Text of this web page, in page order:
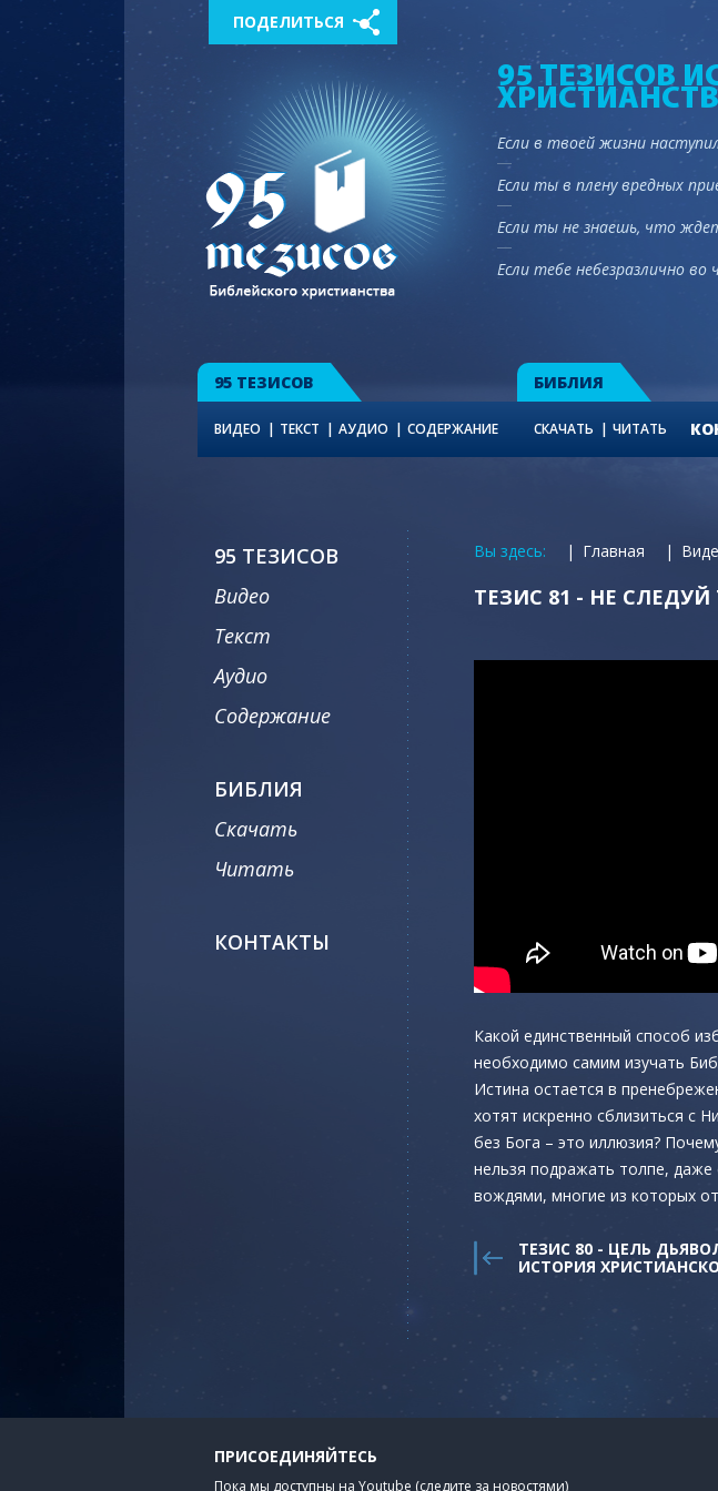
ПОДЕЛИТЬСЯ
95 ТЕЗИСОВ
Если в твоей жизни
Если ты в плену вредных
Если ты не знаешь, что
Если тебе небезразлично
95 ТЕЗИСОВ
ВИДЕО ТЕКСТ АУДИО СОДЕРЖАНИЕ
БИБЛИЯ
СКАЧАТЬ ЧИТАТЬ
95 ТЕЗИСОВ
Видео
Текст
Аудио
Содержание
БИБЛИЯ
Скачать
Читать
КОНТАКТЫ
Вы здесь: Главная
ТЕЗИС 81 - НЕ
Какой единственный способ
необходимо самим изучать
Истина остается в
хотят искренно сблизиться с
без Бога – это иллюзия?
нельзя подражать толпе, даже
вождями, многие из которых
ТЕЗИС 80 - ЦЕЛЬ
ИСТОРИЯ
ПРИСОЕДИНЯЙТЕСЬ
Пока мы доступны на Youtube (следите за новостями)